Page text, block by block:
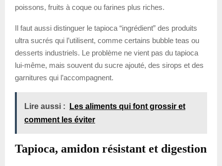
poissons, fruits à coque ou farines plus riches.
Il faut aussi distinguer le tapioca “ingrédient” des produits
ultra sucrés qui l’utilisent, comme certains bubble teas ou
desserts industriels. Le problème ne vient pas du tapioca
lui-même, mais souvent du sucre ajouté, des sirops et des
garnitures qui l’accompagnent.
Lire aussi :
Les aliments qui font grossir et
comment les éviter
Tapioca, amidon résistant et digestion